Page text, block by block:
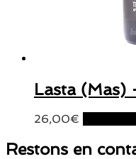
Lasta (Mas)
26,00€
Restons en